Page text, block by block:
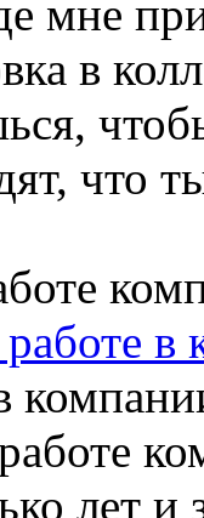
мне
в
что
в
лет и